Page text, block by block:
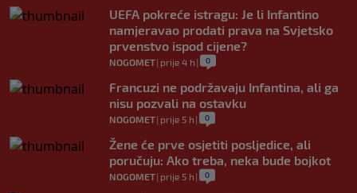
UEFA pokreće istragu: Je li Infantino
namjeravao prodati prava na Svjetsko
prvenstvo ispod cijene?
NOGOMET| prije 4 h | 0
Francuzi ne podržavaju Infantina, ali ga
nisu pozvali na ostavku
NOGOMET| prije 5 h | 0
Žene će prve osjetiti posljedice, ali
poručuju: Ako treba, neka bude bojkot
NOGOMET| prije 5 h | 0